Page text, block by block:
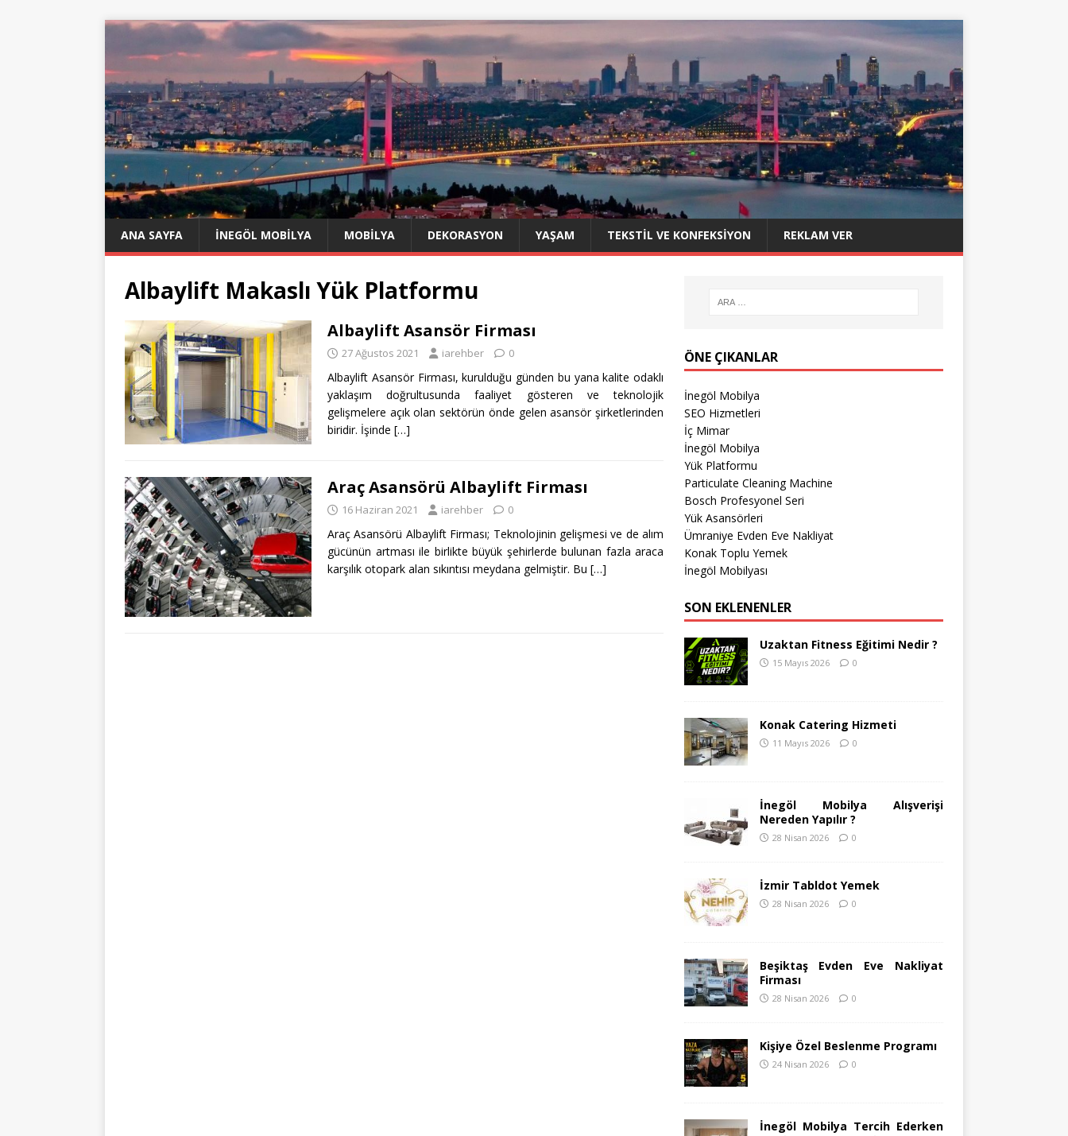
ANA SAYFA İNEGÖL MOBILYA MOBILYA DEKORASYON YAŞAM TEKSTIL VE KONFEKSIYON REKLAM VER
Albaylift Makaslı Yük Platformu
Albaylift Asansör Firması
27 Ağustos 2021 iarehber 0
Albaylift Asansör Firması, kurulduğu günden bu yana kalite odaklı
yaklaşım doğrultusunda faaliyet gösteren ve teknolojik
gelişmelere açık olan sektörün önde gelen asansör şirketlerinden
biridir. İşinde […]
Araç Asansörü Albaylift Firması
16 Haziran 2021 iarehber 0
Araç Asansörü Albaylift Firması; Teknolojinin gelişmesi ve de alım
gücünün artması ile birlikte büyük şehirlerde bulunan fazla araca
karşılık otopark alan sıkıntısı meydana gelmiştir. Bu […]
ÖNE ÇIKANLAR
İnegöl Mobilya
SEO Hizmetleri
İç Mimar
İnegöl Mobilya
Yük Platformu
Particulate Cleaning Machine
Bosch Profesyonel Seri
Yük Asansörleri
Ümraniye Evden Eve Nakliyat
Konak Toplu Yemek
İnegöl Mobilyası
SON EKLENENLER
Uzaktan Fitness Eğitimi Nedir ?
15 Mayıs 2026 0
Konak Catering Hizmeti
11 Mayıs 2026 0
İnegöl Mobilya Alışverişi
Nereden Yapılır ?
28 Nisan 2026 0
İzmir Tabldot Yemek
28 Nisan 2026 0
Beşiktaş Evden Eve Nakliyat
Firması
28 Nisan 2026 0
Kişiye Özel Beslenme Programı
24 Nisan 2026 0
İnegöl Mobilya Tercih Ederken